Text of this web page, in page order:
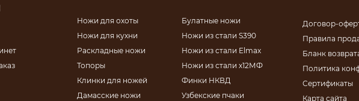
Ножи для охоты
Ножи для кухни
Раскладные ножи
Топоры
Клинки для ножей
Дамасские ножи
Булатные ножи
Ножи из стали S390
Ножи из стали Elmax
Ножи из стали х12МФ
Финки НКВД
Узбекские пчаки
Договор-
Правила
Бланк
Политика
Сертификаты
Карта сайта